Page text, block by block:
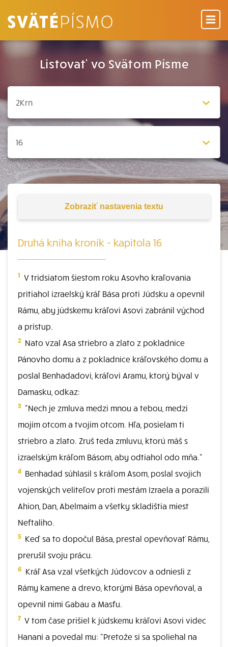
Listovať vo Svätom Písme
Zobraziť nastavenia textu
Druhá kniha kroník - kapitola 16
1 V tridsiatom šiestom roku Asovho kraľovania
pritiahol izraelský kráľ Bása proti Júdsku a opevnil
Rámu, aby júdskemu kráľovi Asovi zabránil východ
a prístup.
2 Nato vzal Asa striebro a zlato z pokladnice
Pánovho domu a z pokladnice kráľovského domu a
poslal Benhadadovi, kráľovi Aramu, ktorý býval v
Damasku, odkaz:
3 "Nech je zmluva medzi mnou a tebou, medzi
mojím otcom a tvojím otcom. Hľa, posielam ti
striebro a zlato. Zruš teda zmluvu, ktorú máš s
izraelským kráľom Básom, aby odtiahol odo mňa."
4 Benhadad súhlasil s kráľom Asom, poslal svojich
vojenských veliteľov proti mestám Izraela a porazili
Ahion, Dan, Abelmaim a všetky skladištia miest
Neftaliho.
5 Keď sa to dopočul Bása, prestal opevňovať Rámu,
prerušil svoju prácu.
6 Kráľ Asa vzal všetkých Júdovcov a odniesli z
Rámy kamene a drevo, ktorými Bása opevňoval, a
opevnil nimi Gabau a Masfu.
7 V tom čase prišiel k júdskemu kráľovi Asovi videc
Hanani a povedal mu: "Pretože si sa spoliehal na